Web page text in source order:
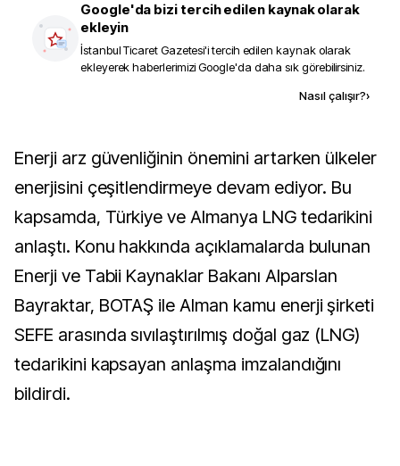
Google'da bizi tercih edilen kaynak olarak
ekleyin
İstanbul Ticaret Gazetesi'i tercih edilen kaynak olarak
ekleyerek haberlerimizi Google'da daha sık görebilirsiniz.
Nasıl çalışır?›
Enerji arz güvenliğinin önemini artarken ülkeler
enerjisini çeşitlendirmeye devam ediyor. Bu
kapsamda, Türkiye ve Almanya LNG tedarikini
anlaştı. Konu hakkında açıklamalarda bulunan
Enerji ve Tabii Kaynaklar Bakanı Alparslan
Bayraktar, BOTAŞ ile Alman kamu enerji şirketi
SEFE arasında sıvılaştırılmış doğal gaz (LNG)
tedarikini kapsayan anlaşma imzalandığını
bildirdi.